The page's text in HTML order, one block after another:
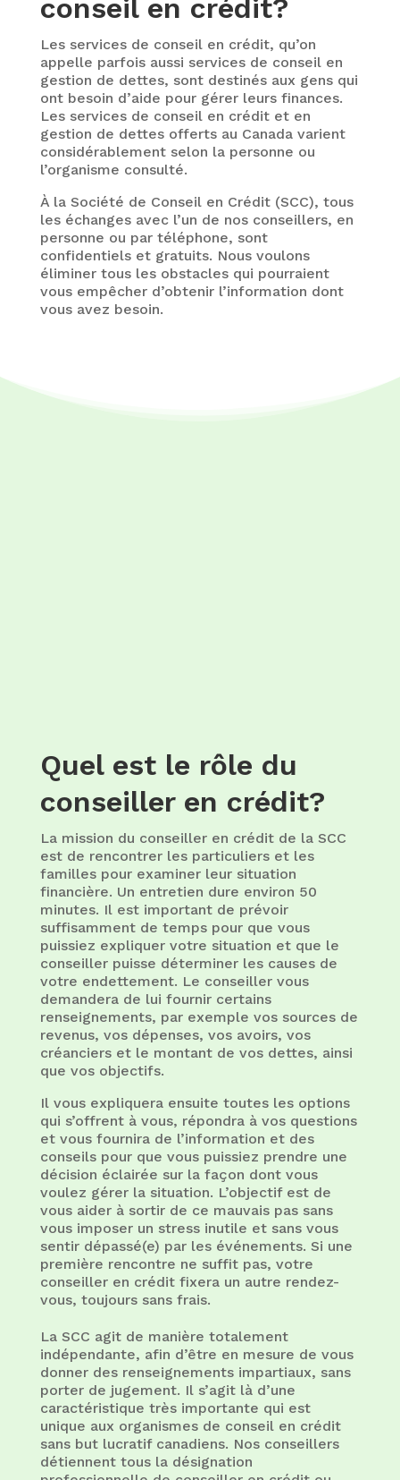
conseil en crédit?
Les services de conseil en crédit, qu’on
appelle parfois aussi services de conseil en
gestion de dettes, sont destinés aux gens qui
ont besoin d’aide pour gérer leurs finances.
Les services de conseil en crédit et en
gestion de dettes offerts au Canada varient
considérablement selon la personne ou
l’organisme consulté.
À la Société de Conseil en Crédit (SCC), tous
les échanges avec l’un de nos conseillers, en
personne ou par téléphone, sont
confidentiels et gratuits. Nous voulons
éliminer tous les obstacles qui pourraient
vous empêcher d’obtenir l’information dont
vous avez besoin.
Quel est le rôle du
conseiller en crédit?
La mission du conseiller en crédit de la SCC
est de rencontrer les particuliers et les
familles pour examiner leur situation
financière. Un entretien dure environ 50
minutes. Il est important de prévoir
suffisamment de temps pour que vous
puissiez expliquer votre situation et que le
conseiller puisse déterminer les causes de
votre endettement. Le conseiller vous
demandera de lui fournir certains
renseignements, par exemple vos sources de
revenus, vos dépenses, vos avoirs, vos
créanciers et le montant de vos dettes, ainsi
que vos objectifs.
Il vous expliquera ensuite toutes les options
qui s’offrent à vous, répondra à vos questions
et vous fournira de l’information et des
conseils pour que vous puissiez prendre une
décision éclairée sur la façon dont vous
voulez gérer la situation. L’objectif est de
vous aider à sortir de ce mauvais pas sans
vous imposer un stress inutile et sans vous
sentir dépassé(e) par les événements. Si une
première rencontre ne suffit pas, votre
conseiller en crédit fixera un autre rendez-
vous, toujours sans frais.
La SCC agit de manière totalement
indépendante, afin d’être en mesure de vous
donner des renseignements impartiaux, sans
porter de jugement. Il s’agit là d’une
caractéristique très importante qui est
unique aux organismes de conseil en crédit
sans but lucratif canadiens. Nos conseillers
détiennent tous la désignation